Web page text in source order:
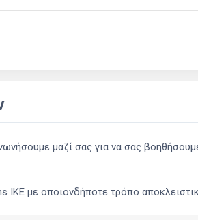
μαζί σας για να σας
με οποιονδήποτε τρόπο